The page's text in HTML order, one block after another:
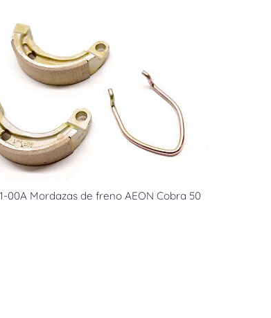
00A Mordazas de freno AEON Cobra 50